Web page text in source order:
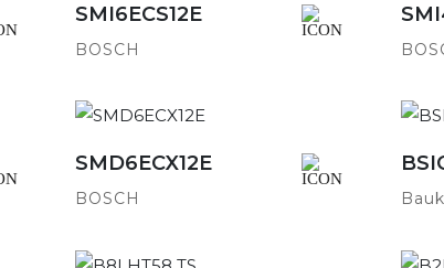
Detailansicht
SMI6ECS12E
BOSCH
Detailansicht
SMD6ECX12E
BOSCH